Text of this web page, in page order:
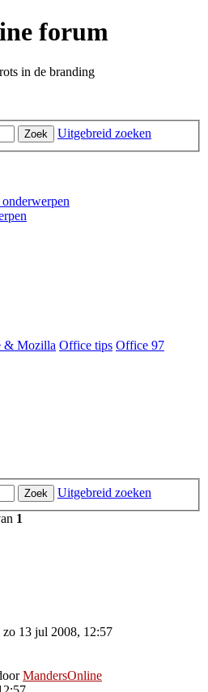
forum
in de branding
Zoek Uitgebreid zoeken
& Mozilla Office tips Office 97
Zoek
Uitgebreid zoeken
1
zo 13 jul 2008, 12:57
MandersOnline